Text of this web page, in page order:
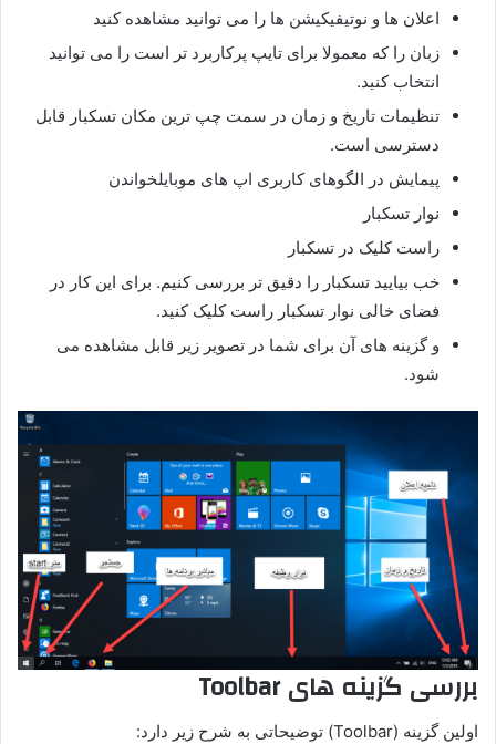
اعلان ها و نوتیفیکیشن ها را می توانید مشاهده کنید
زبان را که معمولا برای تایپ پرکاربرد تر است را می توانید
انتخاب کنید.
تنظیمات تاریخ و زمان در سمت چپ ترین مکان تسکبار قابل
دسترسی است.
پیمایش در الگوهای کاربری اپ های موبایلخواندن
نوار تسکبار
راست کلیک در تسکبار
خب بیایید تسکبار را دقیق تر بررسی کنیم. برای این کار در
فضای خالی نوار تسکبار راست کلیک کنید.
و گزینه های آن برای شما در تصویر زیر قابل مشاهده می
شود.
بررسی گزینه های Toolbar
اولین گزینه (Toolbar) توضیحاتی به شرح زیر دارد: